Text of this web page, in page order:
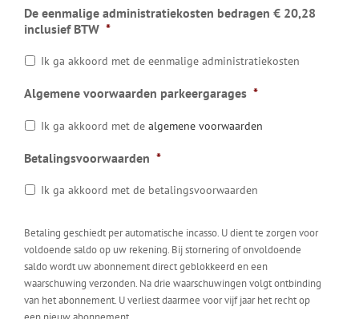
De eenmalige administratiekosten bedragen € 20,28
inclusief BTW *
Ik ga akkoord met de eenmalige administratiekosten
Algemene voorwaarden parkeergarages *
Ik ga akkoord met de algemene voorwaarden
Betalingsvoorwaarden *
Ik ga akkoord met de betalingsvoorwaarden
Betaling geschiedt per automatische incasso. U dient te zorgen voor
voldoende saldo op uw rekening. Bij stornering of onvoldoende
saldo wordt uw abonnement direct geblokkeerd en een
waarschuwing verzonden. Na drie waarschuwingen volgt ontbinding
van het abonnement. U verliest daarmee voor vijf jaar het recht op